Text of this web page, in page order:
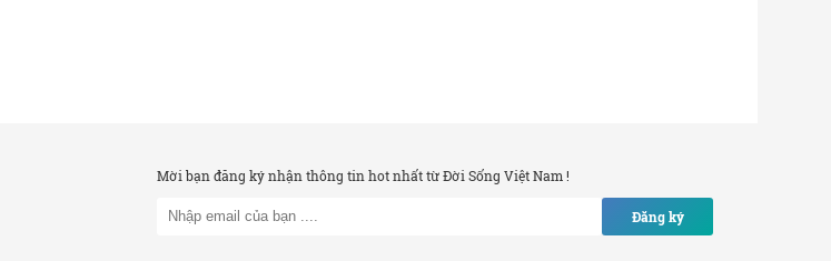
Mời bạn đăng ký nhận thông tin hot nhất từ Đời Sống Việt Nam !
Đăng ký